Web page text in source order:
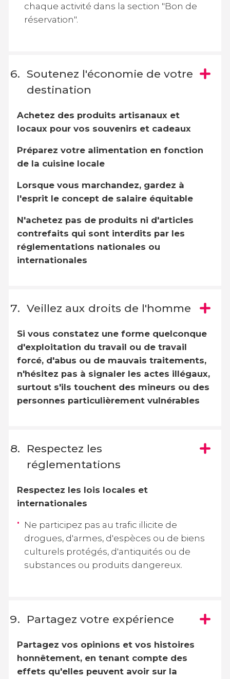
chaque activité dans la section "Bon de
réservation".
Soutenez l'économie de votre
destination
Achetez des produits artisanaux et
locaux pour vos souvenirs et cadeaux
Préparez votre alimentation en fonction
de la cuisine locale
Lorsque vous marchandez, gardez à
l'esprit le concept de salaire équitable
N'achetez pas de produits ni d'articles
contrefaits qui sont interdits par les
réglementations nationales ou
internationales
Veillez aux droits de l'homme
Si vous constatez une forme quelconque
d'exploitation du travail ou de travail
forcé, d'abus ou de mauvais traitements,
n'hésitez pas à signaler les actes illégaux,
surtout s'ils touchent des mineurs ou des
personnes particulièrement vulnérables
Respectez les
réglementations
Respectez les lois locales et
internationales
Ne participez pas au trafic illicite de
drogues, d'armes, d'espèces ou de biens
culturels protégés, d'antiquités ou de
substances ou produits dangereux.
Partagez votre expérience
Partagez vos opinions et vos histoires
honnêtement, en tenant compte des
effets qu'elles peuvent avoir sur la